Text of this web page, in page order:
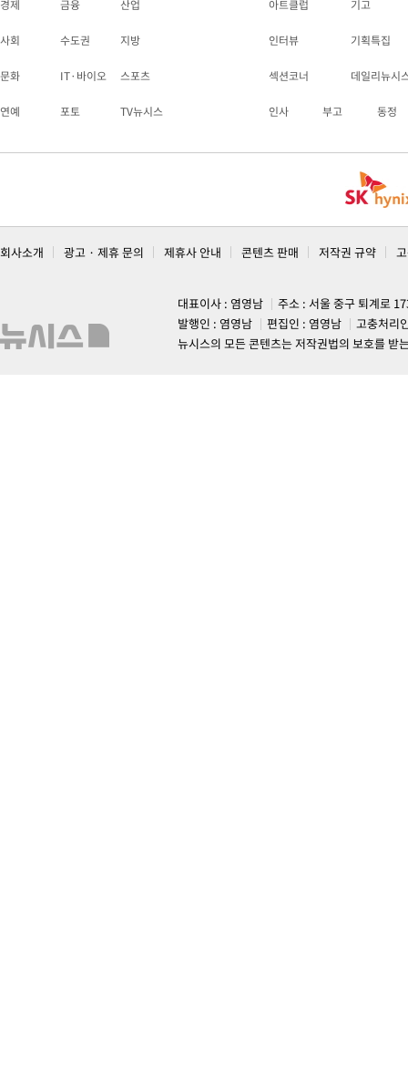
경제 금융 산업
사회 수도권 지방
문화 IT·바이오 스포츠
연예 포토 TV뉴시스
아트클럽 기고
인터뷰 기획특집
섹션코너 데일리뉴시
인사 부고 동정
회사소개 광고 · 제휴 문의 제휴사 안내 콘텐츠 판매 저작권 규약
대표이사 : 염영남
주소 : 서울 중구 퇴계로
발행인 : 염영남
편집인 : 염영남
고충처리
뉴시스의 모든 콘텐츠는 저작권법의 보호를